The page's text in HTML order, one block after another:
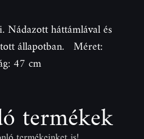
Nádazott háttámlával és
állapotban. Méret:
47 cm
termékek